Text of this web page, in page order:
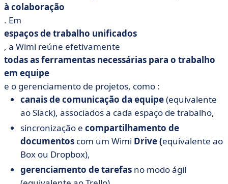
à colaboração
. Em
espaços de trabalho unificados
, a Wimi reúne efetivamente
todas as ferramentas necessárias para o trabalho
em equipe
e o gerenciamento de projetos, como :
canais de comunicação da equipe(equivalente
ao Slack), associados a cada espaço de trabalho,
sincronização e compartilhamento de
documentos com um Wimi Drive (equivalente ao
Box ou Dropbox),
gerenciamento de tarefas no modo ágil